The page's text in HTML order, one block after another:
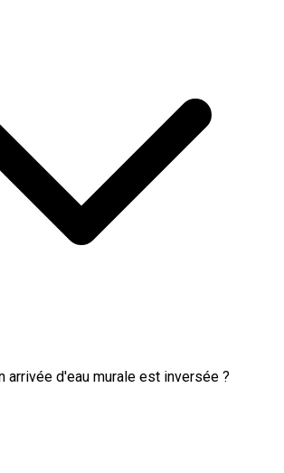
arrivée d'eau murale est inversée ?